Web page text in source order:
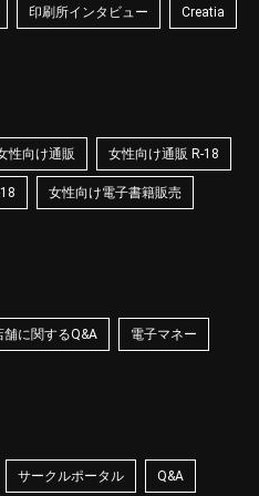
印刷所インタビュー Creatia
性向け通販 女性向け通販 R-18
女性向け電子書籍販売
舗に関するQ&A 電子マネー
サークルポータル Q&A